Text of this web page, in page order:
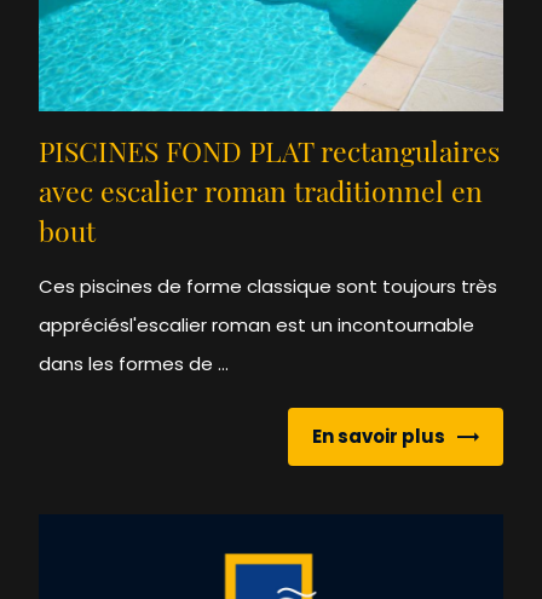
PISCINES FOND PLAT rectangulaires
avec escalier roman traditionnel en
bout
Ces piscines de forme classique sont toujours très
appréciésl'escalier roman est un incontournable
dans les formes de ...
En savoir plus